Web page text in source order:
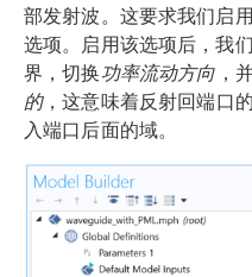
部发射波。这要求我们启用
选项。启用该选项后，我
界，切换功率流动方向 ，
的，这意味着反射回端口
入端口后面的域。